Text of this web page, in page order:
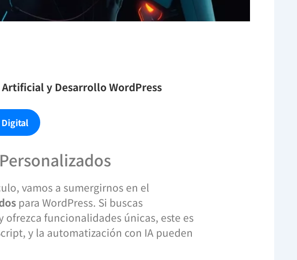
y Desarrollo WordPress
Digital
vamos a sumergirnos en el
para WordPress. Si buscas
funcionalidades únicas, este es
y la automatización con IA pueden